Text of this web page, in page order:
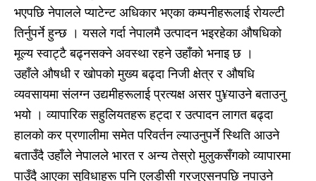
भएपछि नेपालले प्याटेन्ट अधिकार भएका कम्पनीहरूलाई रोयल्टी
तिर्नुपर्ने हुन्छ । यसले गर्दा नेपालमै उत्पादन भइरहेका औषधिको
मूल्य स्वाट्टै बढ्नसक्ने अवस्था रहने उहाँको भनाइ छ ।
उहाँले औषधी र खोपको मुख्य बढ्दा निजी क्षेत्र र औषधि
व्यवसायमा संलग्न उद्यमीहरूलाई प्रत्यक्ष असर पु¥याउने बताउनु
भयो । व्यापारिक सहुलियतहरू हट्दा र उत्पादन लागत बढ्दा
हालको कर प्रणालीमा समेत परिवर्तन ल्याउनुपर्ने स्थिति आउने
बताउँदै उहाँले नेपालले भारत र अन्य तेस्रो मुलुकसँगको व्यापारमा
पाउँदै आएका सुविधाहरू पनि एलडीसी ग्रजुएसनपछि नपाउने